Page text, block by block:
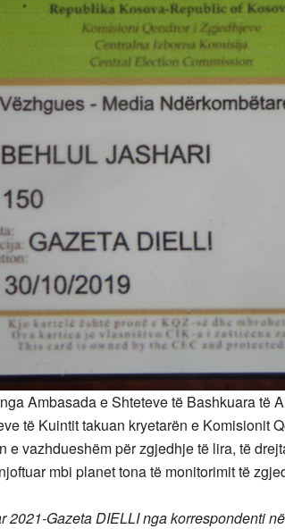
Ambasada e Shteteve të Bashkuara të
të Kuintit takuan kryetarën e Komisionit
e vazhdueshëm për zgjedhje të lira, të
mbi planet tona të monitorimit të
2021-Gazeta DIELLI nga korrespondenti